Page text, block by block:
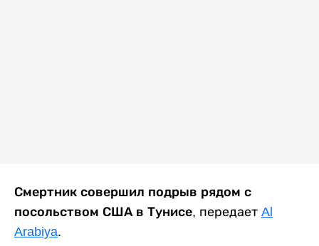
Смертник совершил подрыв рядом с
посольством США в Тунисе, передает Al
Arabiya.